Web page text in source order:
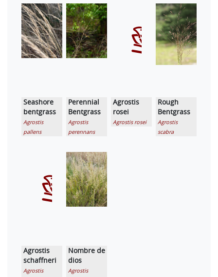
Seashore
bentgrass
Agrostis
pallens
Perennial
Bentgrass
Agrostis
perennans
Agrostis
rosei
Agrostis rosei
Rough
Bentgrass
Agrostis
scabra
Agrostis
schaffneri
Agrostis
Nombre de
dios
Agrostis